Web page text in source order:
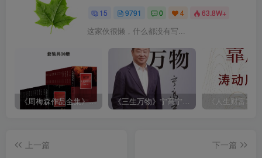
15 9791 0 4 63.8W+
这家伙很懒，什么都没有写...
《周梅森作品全集》[共30册] 《三生万物》宁高宁（epub+mobi+azw3+pdf）
上一篇
下一篇